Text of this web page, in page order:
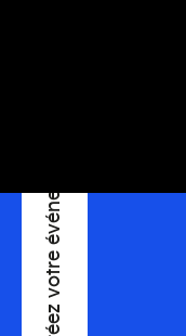
Créez votre événement